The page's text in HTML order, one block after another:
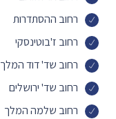
רחוב ההסתדרות
רחוב ז'בוטינסקי
רחוב שד' דוד המלך
רחוב שד' ירושלים
רחוב שלמה המלך